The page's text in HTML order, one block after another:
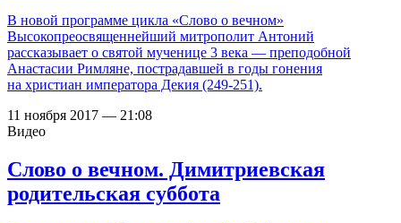
В новой программе цикла «Слово о вечном»
Высокопреосвященнейший митрополит Антоний
рассказывает о святой мученице 3 века — преподобной
Анастасии Римляне, пострадавшей в годы гонения
на христиан императора Декия (249-251).
11 ноября 2017 — 21:08
Видео
Слово о вечном. Димитриевская
родительская суббота